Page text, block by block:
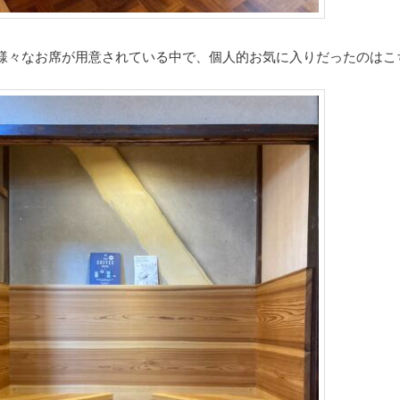
々なお席が用意されている中で、個人的お気に入りだったのは